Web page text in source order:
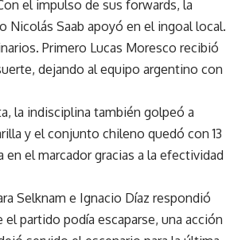
el impulso de sus forwards, la
Nicolás Saab apoyó en el ingoal local.
Primero Lucas Moresco recibió
dejando al equipo argentino con
la indisciplina también golpeó a
y el conjunto chileno quedó con 13
el marcador gracias a la efectividad
Selknam e Ignacio Díaz respondió
partido podía escaparse, una acción